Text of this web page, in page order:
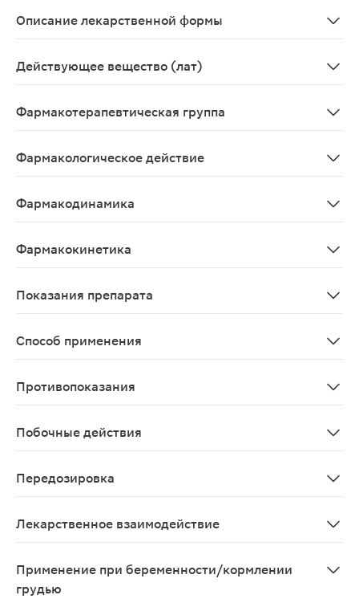
Описание лекарственной формы
Действующее вещество (лат)
Фармакотерапевтическая группа
Фармакологическое действие
Фармакодинамика
Фармакокинетика
Показания препарата
Способ применения
Противопоказания
Побочные действия
Передозировка
Лекарственное взаимодействие
Применение при беременности/кормлении
грудью